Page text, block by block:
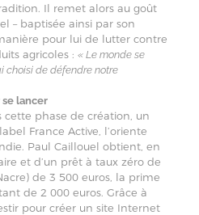
Il remet alors au goût
– baptisée ainsi par son
pour lui de lutter contre
agricoles : « Le monde se
choisi de défendre notre
lancer
cette phase de création, un
France Active, l’oriente
Paul Caillouel obtient, en
et d’un prêt à taux zéro de
de 3 500 euros, la prime
de 2 000 euros. Grâce à
pour créer un site Internet